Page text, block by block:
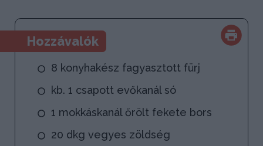
Hozzávalók
8 konyhakész fagyasztott fürj
kb. 1 csapott evőkanál só
1 mokkáskanál őrölt fekete bors
20 dkg vegyes zöldség